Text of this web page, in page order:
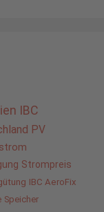
IBC
PV
Strompreis
IBC AeroFix
Speicher